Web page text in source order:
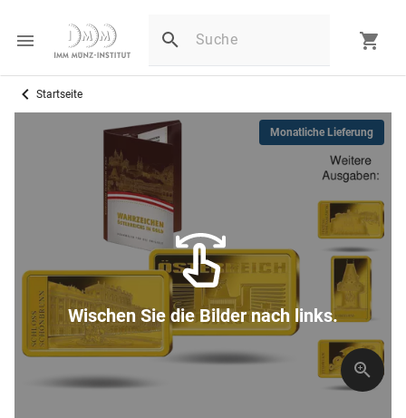
Startseite
Monatliche Lieferung
Wischen Sie die Bilder nach links.